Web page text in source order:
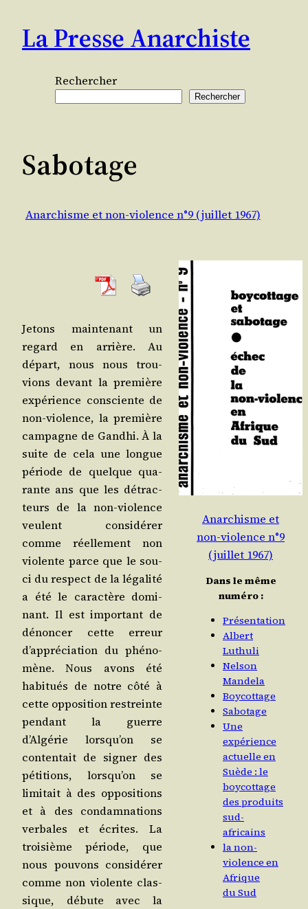
contenu
La Presse Anarchiste
Rechercher
Rechercher
Sabotage
Anarchisme et non-violence n°9 (juillet 1967)
Jetons main­te­nant un
regard en arrière. Au
départ, nous nous trou­
vions devant la pre­mière
expé­rience consciente de
non-vio­lence, la pre­mière
cam­pagne de Gand­hi. À la
suite de cela une longue
période de quelque qua­
rante ans que les détrac­
teurs de la non-vio­lence
veulent consi­dé­rer
comme réel­le­ment non
vio­lente parce que le sou­
ci du res­pect de la léga­li­té
a été le carac­tère domi­
nant. Il est impor­tant de
dénon­cer cette erreur
d’appréciation du phé­no­
mène. Nous avons été
habi­tués de notre côté à
cette oppo­si­tion res­treinte
pen­dant la guerre
d’Algérie lorsqu’on se
conten­tait de signer des
péti­tions, lorsqu’on se
limi­tait à des oppo­si­tions
et à des condam­na­tions
ver­bales et écrites. La
troi­sième période, que
nous pou­vons consi­dé­rer
comme non vio­lente clas­
sique, débute avec la
Anarchisme et
non-violence n°9
(juillet 1967)
Dans le même
numéro :
Présentation
Albert
Luthuli
Nelson
Mandela
Boycottage
Sabotage
Une
expérience
actuelle en
Suède : le
boycottage
des produits
sud-
africains
la non-
violence en
Afrique
du Sud